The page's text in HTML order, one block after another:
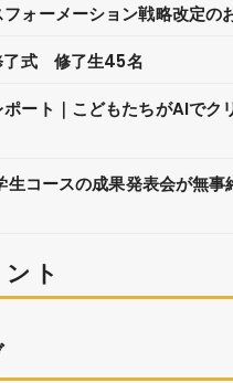
ォーメーション戦略改定の
了式 修了生45名
ート｜こどもたちがAIでク
生コースの成果発表会が無事
ト